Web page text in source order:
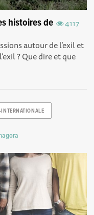
4117
histoires de
autour de l’exil et
? Que dire et que